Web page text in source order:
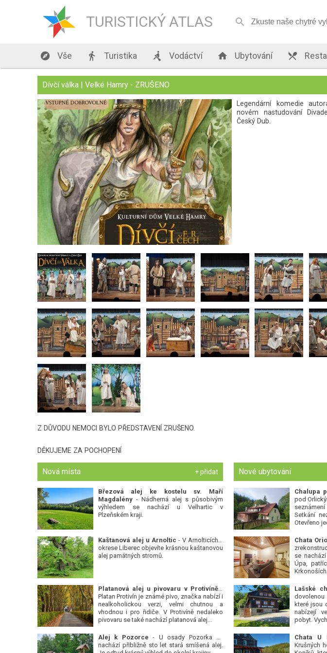
TURISTICKÝ ATLAS 
 Vše  Turistika  Vodáctví  Ubytování 
Dívčí válka | Velké Hamry - ZRUŠENO
Legendární komedie
novém nastudování
Český Dub.
Z DŮVODU NEMOCI BYLO PŘEDSTAVENÍ ZRUŠENO.
DĚKUJEME ZA POCHOPENÍ
Nová místa + přidat
Březová alej ke kostelu sv. Maří
Magdalény- Nádherná alej s působivým
výhledem se nachází u Velhartic v
Plzeňském kraji.
Kaštanová alej u Arnoltic - V Arnolticích v
okrese Liberec objevíte krásnou kaštanovou
alej památných stromů.
Platanová alej u pivovaru v Protivíně-
Platan Protivín je známé pivo, značka nabízí i
nealkoholickou verzi, velmi chutnou a
vhodnou i pro řidiče. V Protivíně nedaleko
pivovaru se také nachází platanová alej...
Alej k Pozorce - U osady Pozorka se
nachází přibližně sto let stará smíšená alej.
Nové ubytování
Chalupa
pod
Setkání
Otevřeno
Chata
se
Úpa,
Krkonoších.
Lašské
které jsou
nabízejí
pobyt.
Chata U
Krušných